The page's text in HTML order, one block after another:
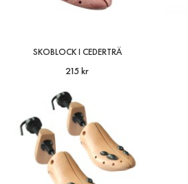
SKOBLOCK I CEDERTRÄ
215 kr